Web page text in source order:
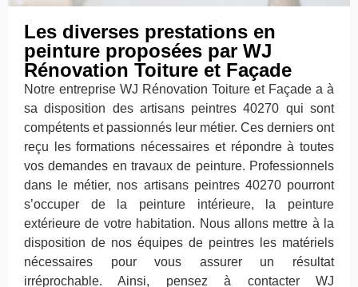
Les diverses prestations en
peinture proposées par WJ
Rénovation Toiture et Façade
Notre entreprise WJ Rénovation Toiture et Façade a à
sa disposition des artisans peintres 40270 qui sont
compétents et passionnés leur métier. Ces derniers ont
reçu les formations nécessaires et répondre à toutes
vos demandes en travaux de peinture. Professionnels
dans le métier, nos artisans peintres 40270 pourront
s’occuper de la peinture intérieure, la peinture
extérieure de votre habitation. Nous allons mettre à la
disposition de nos équipes de peintres les matériels
nécessaires pour vous assurer un résultat
irréprochable. Ainsi, pensez à contacter WJ